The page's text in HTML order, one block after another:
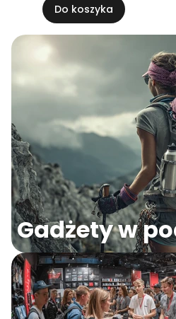
Do koszyka
Gadżety w